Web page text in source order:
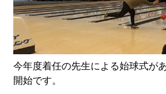
今年度着任の先生による始球式が
開始です。